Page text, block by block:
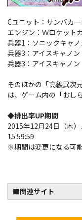
Cユニット：サンバカ
エンジン：Ｗロケット
兵器1：ソニックキャノ
兵器3：アイスキャノン
兵器3：アイスキャノン
そのほかの「高級異次
は、ゲーム内の「おし
◆排出率UP期間
2015年12月24日（木）
15:59:59
※期間は変更になる可
■関連サイト